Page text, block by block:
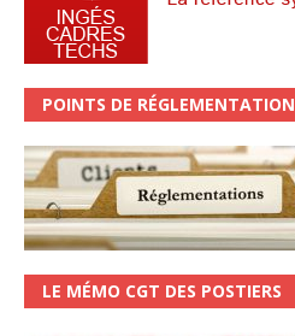
POINTS DE RÉGLEMENTATION
LE MÉMO CGT DES POSTIERS